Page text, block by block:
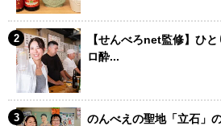
【せんべろnet監修】ひ
ロ酔...
のんべえの聖地「立石」